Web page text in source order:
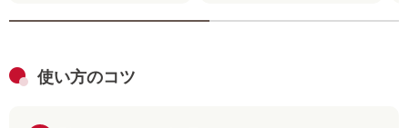
使い方のコツ